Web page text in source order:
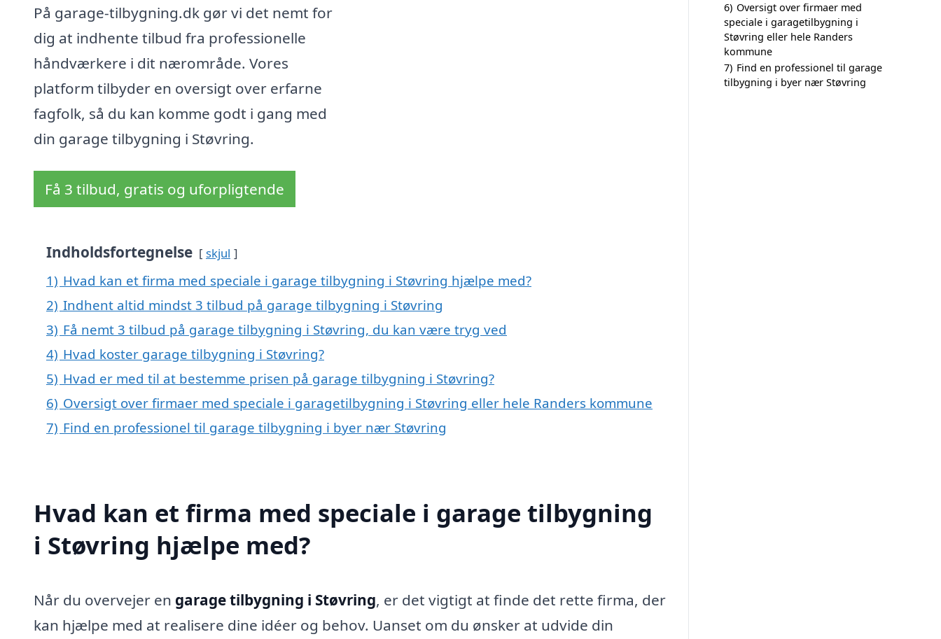
På garage-tilbygning.dk gør vi det nemt for
dig at indhente tilbud fra professionelle
håndværkere i dit nærområde. Vores
platform tilbyder en oversigt over erfarne
fagfolk, så du kan komme godt i gang med
din garage tilbygning i Støvring.
Få 3 tilbud, gratis og uforpligtende
Indholdsfortegnelse skjul
1) Hvad kan et firma med speciale i garage tilbygning i Støvring hjælpe med?
2) Indhent altid mindst 3 tilbud på garage tilbygning i Støvring
3) Få nemt 3 tilbud på garage tilbygning i Støvring, du kan være tryg ved
4) Hvad koster garage tilbygning i Støvring?
5) Hvad er med til at bestemme prisen på garage tilbygning i Støvring?
6) Oversigt over firmaer med speciale i garagetilbygning i Støvring eller hele Randers kommune
7) Find en professionel til garage tilbygning i byer nær Støvring
Hvad kan et firma med speciale i garage tilbygning
i Støvring hjælpe med?
Når du overvejer en garage tilbygning i Støvring, er det vigtigt at finde det rette firma, der
kan hjælpe med at realisere dine idéer og behov. Uanset om du ønsker at udvide din
6) Oversigt over firmaer med
speciale i garagetilbygning i
Støvring eller hele Randers
kommune
7) Find en professionel til garage
tilbygning i byer nær Støvring